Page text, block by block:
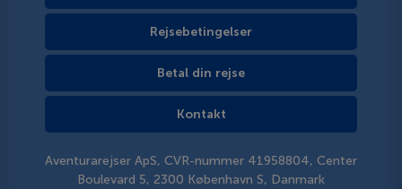
Rejsebetingelser
Betal din rejse
Kontakt
Aventurarejser ApS, CVR-nummer 41958804, Center
Boulevard 5, 2300 København S, Danmark